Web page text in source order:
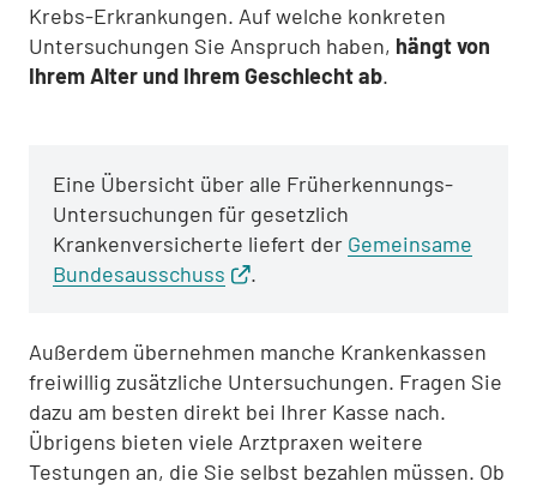
Krebs-Erkrankungen. Auf welche konkreten
Untersuchungen Sie Anspruch haben, hängt von
Ihrem Alter und Ihrem Geschlecht ab.
Eine Übersicht über alle Früherkennungs-
Untersuchungen für gesetzlich
Krankenversicherte liefert der Gemeinsame
Bundesausschuss
.
Außerdem übernehmen manche Krankenkassen
freiwillig zusätzliche Untersuchungen. Fragen Sie
dazu am besten direkt bei Ihrer Kasse nach.
Übrigens bieten viele Arztpraxen weitere
Testungen an, die Sie selbst bezahlen müssen. Ob